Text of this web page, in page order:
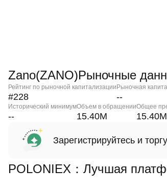
Zano(ZANO)Рыночные
Рейтинг по рыночной капитализации
#228
Рыночная
--
Исторический минимум
--
Объем в обращении
15.40M
Общее
15.40M
Зарегистрируйтесь и
POLONIEX：Лучшая